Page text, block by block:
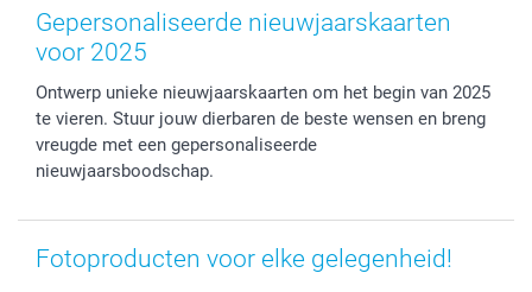
Stickers en Etiketten
Fotokaders, Decoratie en Snoepjes
Geschenken voor hem
Afstuderen
Vaderdag
Verjaardag
Geboorte
Voorwaarden
Herroepingsrecht
Wettelijke garantie
Privacybeleid
Cookiebeleid
Jobs & Stages
Investor Relations
smartgarantie
smartbonus
Grote bestellingen
Levering
Mijn orderstatus
Gepersonaliseerde nieuwjaarskaarten
voor 2025
Ontwerp unieke nieuwjaarskaarten om het begin van 2025
te vieren. Stuur jouw dierbaren de beste wensen en breng
vreugde met een gepersonaliseerde
nieuwjaarsboodschap.
Fotoproducten voor elke gelegenheid!